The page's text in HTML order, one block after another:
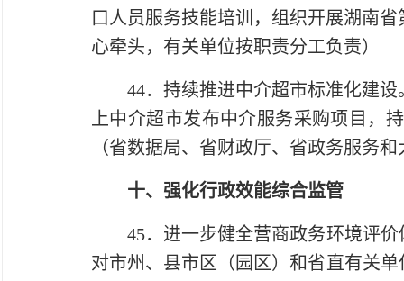
口人员服务技能培训，组织开展湖南
心牵头，有关单位按职责分工负责）
44．持续推进中介超市标准化建设
上中介超市发布中介服务采购项目，
（省数据局、省财政厅、省政务服务
十、强化行政效能综合监管
45．进一步健全营商政务环境评价
对市州、县市区（园区）和省直有关